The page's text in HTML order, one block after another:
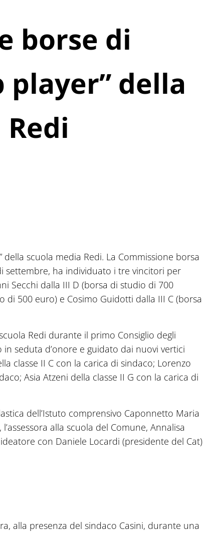
borse di
della
scuola media Redi. La Commissione borsa
settembre, ha individuato i tre vincitori per
Secchi dalla III D (borsa di studio di 700
di 500 euro) e Cosimo Guidotti dalla III C (borsa
Redi durante il primo Consiglio degli
seduta d’onore e guidato dai nuovi vertici
classe II C con la carica di sindaco; Lorenzo
Asia Atzeni della classe II G con la carica di
dell’Istuto comprensivo Caponnetto Maria
alla scuola del Comune, Annalisa
con Daniele Locardi (presidente del Cat)
alla presenza del sindaco Casini, durante una